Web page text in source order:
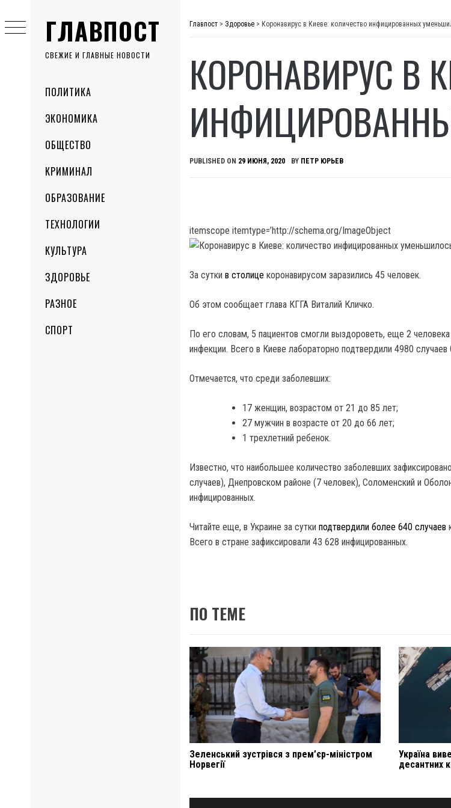
ГЛАВПОСТ
СВЕЖИЕ И ГЛАВНЫЕ НОВОСТИ
MenuПОЛИТИКА
ЭКОНОМИКА
ОБЩЕСТВО
КРИМИНАЛ
ОБРАЗОВАНИЕ
ТЕХНОЛОГИИ
КУЛЬТУРА
ЗДОРОВЬЕ
РАЗНОЕ
СПОРТ
to
content
Главпост > Здоровье > Коронавирус в Киеве: количество инфицированных
КОРОНАВИРУС В
PUBLISHED ON 29 ИЮНЯ, 2020 BY ПЕТР ЮРЬЕВ
itemscope itemtype=’http://schema.org/ImageObject
За сутки в столице коронавирусом заразились 45 человек.
Об этом сообщает глава КГГА Виталий Кличко.
По его словам, 5 пациентов смогли выздороветь, еще 2 человека
инфекции. Всего в Киеве лабораторно подтвердили 4980 случаев
Отмечается, что среди заболевших:
17 женщин, возрастом от 21 до 85 лет;
27 мужчин в возрасте от 20 до 66 лет;
1 трехлетний ребенок.
Известно, что наибольшее количество заболевших
случаев), Днепровском районе (7 человек), Соломенский и
инфицированных.
Читайте еще, в Украине за сутки подтвердили более 640 случаев
Всего в стране зафиксировали 43 628 инфицированных.
ПО ТЕМЕ
Зеленський зустрівся з прем’єр-міністром
Норвегії
Україна
десантних